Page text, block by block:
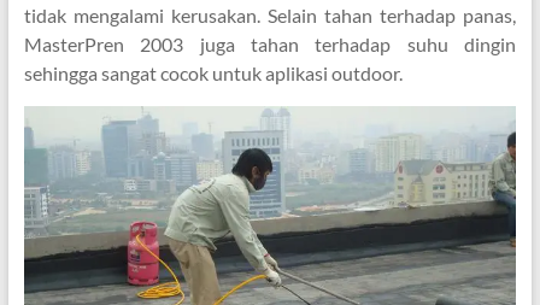
tidak mengalami kerusakan. Selain tahan terhadap panas,
MasterPren 2003 juga tahan terhadap suhu dingin
sehingga sangat cocok untuk aplikasi outdoor.